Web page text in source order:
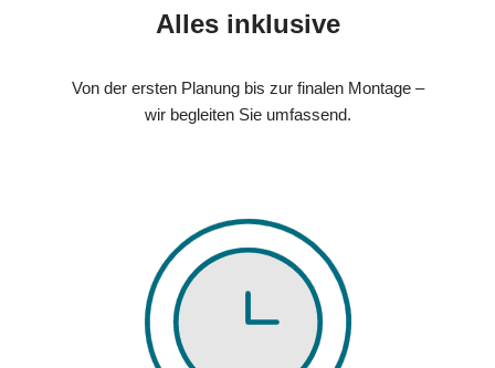
Alles inklusive
Von der ersten Planung bis zur finalen Montage –
wir begleiten Sie umfassend.